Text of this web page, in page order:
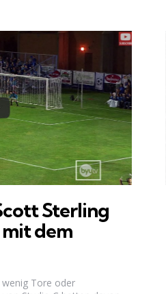
Sterling
dem
Tore oder